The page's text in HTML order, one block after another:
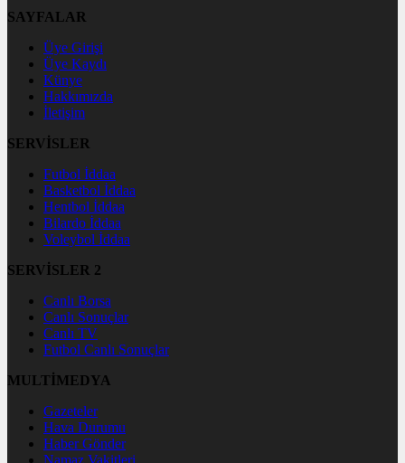
SAYFALAR
Üye Girişi
Üye Kaydı
Künye
Hakkımızda
İletişim
SERVİSLER
Futbol İddaa
Basketbol İddaa
Hentbol İddaa
Bilardo İddaa
Voleybol İddaa
SERVİSLER 2
Canlı Borsa
Canlı Sonuçlar
Canlı TV
Futbol Canlı Sonuçlar
MULTİMEDYA
Gazeteler
Hava Durumu
Haber Gönder
Namaz Vakitleri